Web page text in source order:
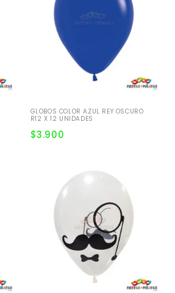
GLOBOS COLOR AZUL REY OSCURO
R12 X 12 UNIDADES
$3.900